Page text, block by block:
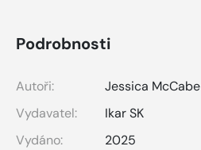
Podrobnosti
Autoři:
Jessica McCabe
Vydavatel:
Ikar SK
Vydáno:
2025